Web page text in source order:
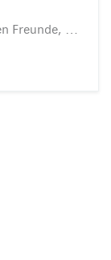
verabschiedet. Zur Abschiedsfeier waren Freunde, Weggefährten, Vertreter der Potsdamer Tourismusbranche und Mitarbeiter aus dem INSELHOTEL Potsdam-Team geladen.